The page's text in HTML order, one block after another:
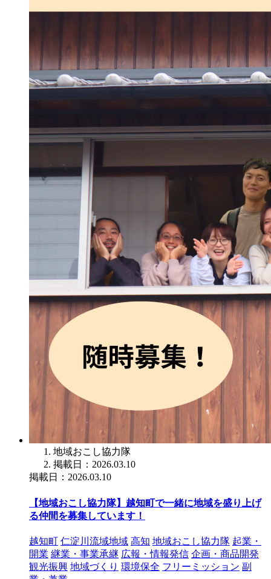
地域おこし協力隊
掲載日：2026.03.10
掲載日：2026.03.10
【地域おこし協力隊】越知町で一緒に地域を盛り上げ
る仲間を募集しています！
越知町 仁淀川流域地域 高知 地域おこし協力隊 起業・
開業 継業・事業承継 広報・情報発信 企画・商品開発
観光振興 地域づくり 環境保全 フリーミッション 副